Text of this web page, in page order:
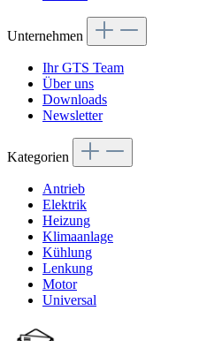
Unternehmen
Ihr GTS Team
Über uns
Downloads
Newsletter
Kategorien
Antrieb
Elektrik
Heizung
Klimaanlage
Kühlung
Lenkung
Motor
Universal